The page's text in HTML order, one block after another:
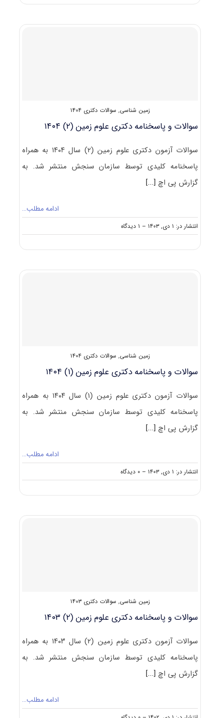
علوم
زمین شناسی, سوالات دکتری ۱۴۰۴
سوالات و پاسخنامه دکتری علوم زمین (۲) ۱۴۰۴
سوالات آزمون دکتری علوم زمین (۲) سال ۱۴۰۴ به همراه
پاسخنامه کلیدی توسط سازمان سنجش منتشر شد. به
گزارش پی اچ[...]
ادامه مطلب…
انتشار در: ۱ دی, ۱۴۰۳ -- ۱ دیدگاه
on
سوالات
علوم
زمین شناسی, سوالات دکتری ۱۴۰۴
سوالات و پاسخنامه دکتری علوم زمین (۱) ۱۴۰۴
سوالات آزمون دکتری علوم زمین (۱) سال ۱۴۰۴ به همراه
پاسخنامه کلیدی توسط سازمان سنجش منتشر شد. به
گزارش پی اچ[...]
ادامه مطلب…
انتشار در: ۱ دی, ۱۴۰۳ -- ۰ دیدگاه
on
سوالات
علوم
زمین شناسی, سوالات دکتری ۱۴۰۳
سوالات و پاسخنامه دکتری علوم زمین (۲) ۱۴۰۳
سوالات آزمون دکتری علوم زمین (۲) سال ۱۴۰۳ به همراه
پاسخنامه کلیدی توسط سازمان سنجش منتشر شد. به
گزارش پی اچ[...]
ادامه مطلب…